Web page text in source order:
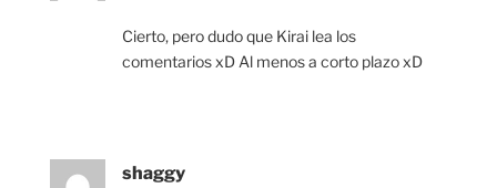
Cierto, pero dudo que Kirai lea los
comentarios xD Al menos a corto plazo xD
shaggy